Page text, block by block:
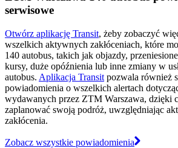
serwisowe
Otwórz aplikację Transit, żeby zobaczyć
wszelkich aktywnych zakłóceniach, które
140 autobus, takich jak objazdy,
kursy, duże opóźnienia lub inne zmiany w
autobus. Aplikacja Transit pozwala również
powiadomienia o wszelkich alertach
wydawanych przez ZTM Warszawa, dzięki
zaplanować swoją podróż, uwzględniając
zakłócenia.
Zobacz wszystkie powiadomienia